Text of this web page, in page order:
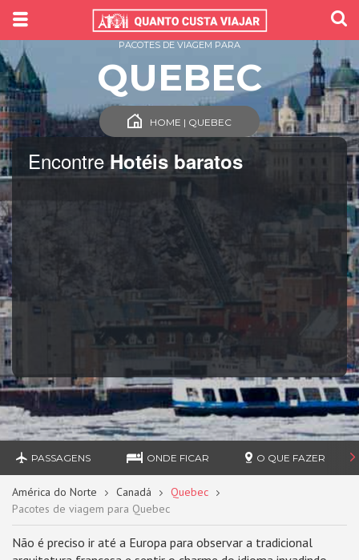
EncontreHotéis baratos
PACOTES DE VIAGEM PARA
QUEBEC
HOME | QUEBEC
PASSAGENS ONDE FICAR O QUE FAZER
América do Norte Canadá
Quebec
Pacotes de viagem para Quebec
Não é preciso ir até a Europa para observar a tradicional